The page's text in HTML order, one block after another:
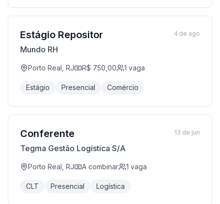
Estágio Repositor
Mundo RH
Porto Real, RJ R$ 750,00 1 vaga
Estágio Presencial Comércio
4 de ago
Conferente
Tegma Gestão Logística S/A
Porto Real, RJ A combinar 1 vaga
CLT Presencial Logística
13 de jun